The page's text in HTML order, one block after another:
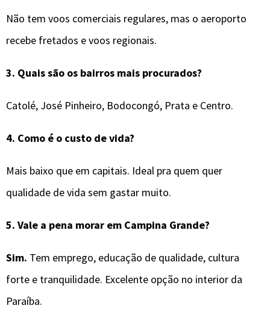
Não tem voos comerciais regulares, mas o aeroporto
recebe fretados e voos regionais.
3. Quais são os bairros mais procurados?
Catolé, José Pinheiro, Bodocongó, Prata e Centro.
4. Como é o custo de vida?
Mais baixo que em capitais. Ideal pra quem quer
qualidade de vida sem gastar muito.
5. Vale a pena morar em Campina Grande?
Sim. Tem emprego, educação de qualidade, cultura
forte e tranquilidade. Excelente opção no interior da
Paraíba.